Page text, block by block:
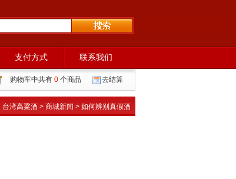
支付方式 联系我们
购物车中共有 0 个商品 去结算
台湾高粱酒 > 商城新闻 > 如何辨别真假酒